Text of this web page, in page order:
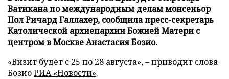
Ватикана по международным делам монсеньор
Пол Ричард Галлахер, сообщила пресс-секретарь
Католической архиепархии Божией Матери с
центром в Москве Анастасия Бозио.
«Визит будет с 25 по 28 августа», – приводит слова
БозиоРИА «Новости».